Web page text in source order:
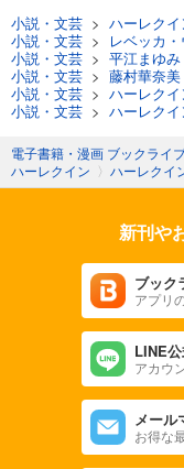
小説・文芸 > ハーレク
小説・文芸 >
レベッカ
小説・文芸 > 平江まゆみ
小説・文芸 > 藤村華奈美
小説・文芸 > ハーレクイ
小説・文芸 > ハーレクイ
電子書籍・漫画 ブックライ
ハーレクイン 〉 ハーレクイ
新刊や
ブック
アプリ
LINE
アカウ
メール
お得な